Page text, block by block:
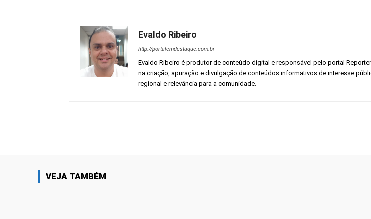
Evaldo Ribeiro
http://portalemdestaque.com.br
Evaldo Ribeiro é produtor de conteúdo digital e responsável pelo portal
na criação, apuração e divulgação de conteúdos informativos de interesse
regional e relevância para a comunidade.
VEJA TAMBÉM